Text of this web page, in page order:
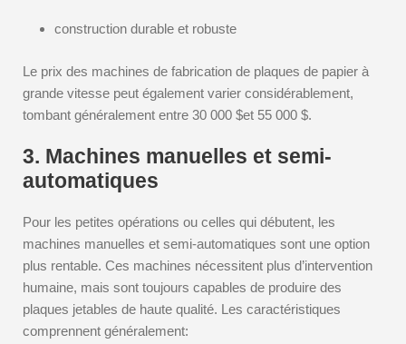
construction durable et robuste
Le prix des machines de fabrication de plaques de papier à
grande vitesse peut également varier considérablement,
tombant généralement entre 30 000 $et 55 000 $.
3. Machines manuelles et semi-
automatiques
Pour les petites opérations ou celles qui débutent, les
machines manuelles et semi-automatiques sont une option
plus rentable. Ces machines nécessitent plus d’intervention
humaine, mais sont toujours capables de produire des
plaques jetables de haute qualité. Les caractéristiques
comprennent généralement: